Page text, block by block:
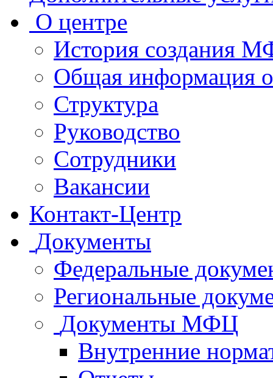
О центре
История создания
Общая
Структура
Руководство
Сотрудники
Вакансии
Контакт-Центр
Документы
Федеральные
Региональные
Документы МФЦ
Внутренние